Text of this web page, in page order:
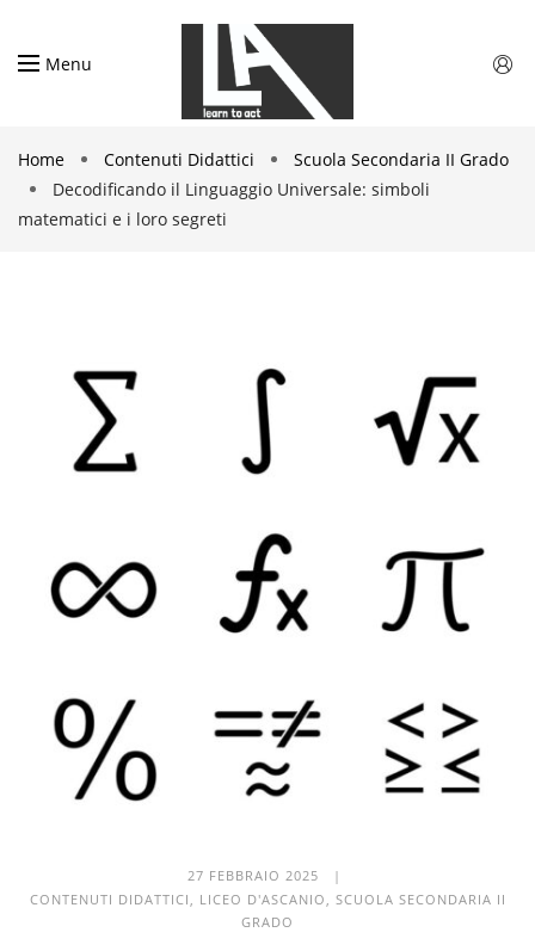
Menu
Home Contenuti Didattici
Scuola Secondaria II Grado
Decodificando il Linguaggio Universale: simboli
matematici e i loro segreti
27 FEBBRAIO 2025 |
CONTENUTI DIDATTICI , LICEO D'ASCANIO , SCUOLA SECONDARIA II
GRADO